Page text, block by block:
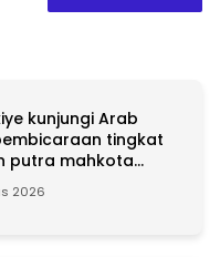
kunjungi Arab
tingkat
putra mahkota
2026